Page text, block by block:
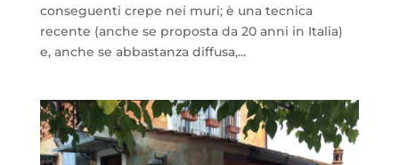
conseguenti crepe nei muri; è una tecnica
recente (anche se proposta da 20 anni in Italia)
e, anche se abbastanza diffusa,...